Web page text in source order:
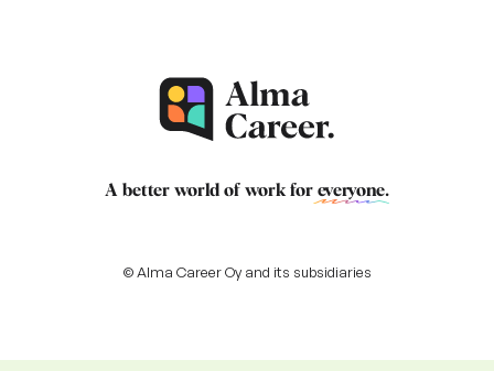
A better world of work for everyone.
© Alma Career Oy and its subsidiaries